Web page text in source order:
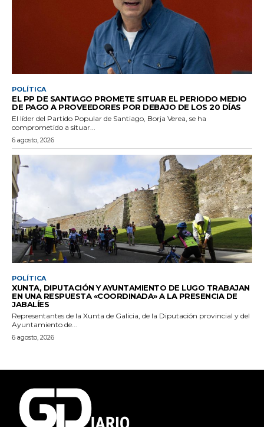
POLÍTICA
EL PP DE SANTIAGO PROMETE SITUAR EL PERIODO MEDIO
DE PAGO A PROVEEDORES POR DEBAJO DE LOS 20 DÍAS
El líder del Partido Popular de Santiago, Borja Verea, se ha
comprometido a situar...
6 agosto, 2026
POLÍTICA
XUNTA, DIPUTACIÓN Y AYUNTAMIENTO DE LUGO TRABAJAN
EN UNA RESPUESTA «COORDINADA» A LA PRESENCIA DE
JABALÍES
Representantes de la Xunta de Galicia, de la Diputación provincial y del
Ayuntamiento de...
6 agosto, 2026